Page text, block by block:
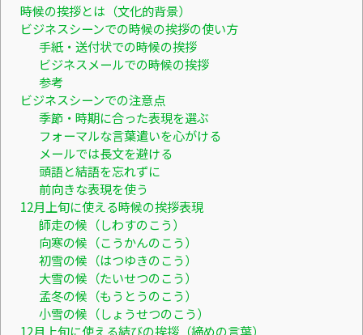
時候の挨拶とは（文化的背景）
ビジネスシーンでの時候の挨拶の使い方
手紙・送付状での時候の挨拶
ビジネスメールでの時候の挨拶
参考
ビジネスシーンでの注意点
季節・時期に合った表現を選ぶ
フォーマルな言葉遣いを心がける
メールでは長文を避ける
頭語と結語を忘れずに
前向きな表現を使う
12月上旬に使える時候の挨拶表現
師走の候（しわすのこう）
向寒の候（こうかんのこう）
初雪の候（はつゆきのこう）
大雪の候（たいせつのこう）
孟冬の候（もうとうのこう）
小雪の候（しょうせつのこう）
12月上旬に使える結びの挨拶（締めの言葉）